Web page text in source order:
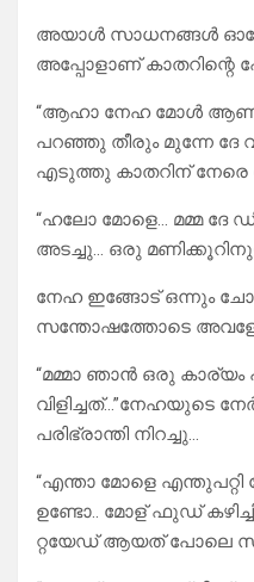
അയാൾ സാധനങ്ങൾ
അപ്പോളാണ് കാതറിന്റെ
“ആഹാ നേഹ മോൾ
പറഞ്ഞു തീരും മുന്നേ ദേ
എടുത്തു കാതറിന് നേരെ
“ഹലോ മോളെ… മമ്മ ദേ
അടച്ചു… ഒരു
നേഹ ഇങ്ങോട് ഒന്നും
സന്തോഷത്തോടെ
“മമ്മാ ഞാൻ ഒരു
വിളിച്ചത്…”നേഹയുടെ
പരിഭ്രാന്തി നിറച്ചു…
“എന്താ മോളെ
ഉണ്ടോ.. മോള് ഫുഡ്‌
റ്റയേഡ് ആയത് പോലെ